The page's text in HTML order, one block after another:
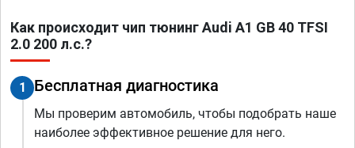
Как происходит чип тюнинг Audi A1 GB 40 TFSI
2.0 200 л.с.?
1 Бесплатная диагностика
Мы проверим автомобиль, чтобы подобрать наше
наиболее эффективное решение для него.